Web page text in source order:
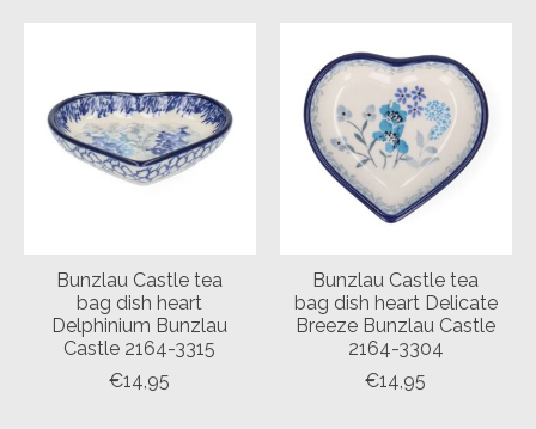
Bunzlau Castle tea
bag dish heart
Delphinium Bunzlau
Castle 2164-3315
€14,95
Bunzlau Castle tea
bag dish heart Delicate
Breeze Bunzlau Castle
2164-3304
€14,95